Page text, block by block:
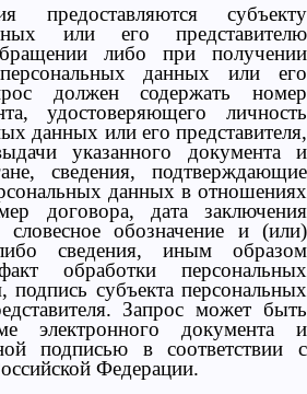
предоставляются субъекту
или его представителю
либо при получении
данных или его
должен содержать номер
удостоверяющего личность
данных или его представителя,
указанного документа и
сведения, подтверждающие
данных в отношениях
договора, дата заключения
словесное обозначение и (или)
сведения, иным образом
обработки персональных
субъекта персональных
Запрос может быть
электронного документа и
подписью в соответствии с
Федерации.